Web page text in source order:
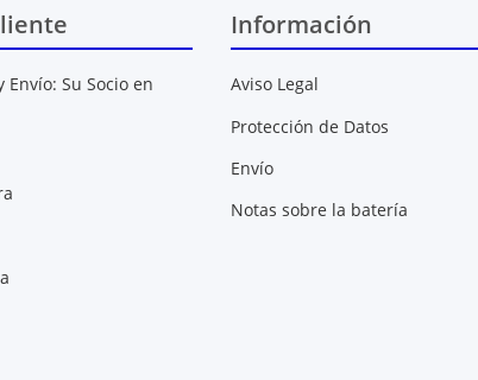
Envío: Su Socio en
Información
Aviso Legal
Protección de Datos
Envío
Notas sobre la batería